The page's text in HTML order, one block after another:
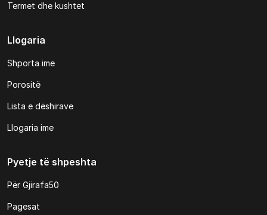
Termet dhe kushtet
Llogaria
Shporta ime
Porositë
Lista e dëshirave
Llogaria ime
Pyetje të shpeshta
Për Gjirafa50
Pagesat